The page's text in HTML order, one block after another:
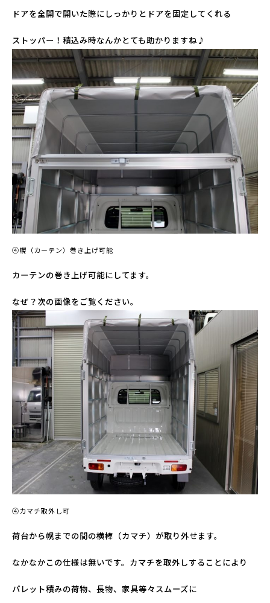
ドアを全開で開いた際にしっかりとドアを固定してくれる
ストッパー！積込み時なんかとても助かりますね♪
④幌（カーテン）巻き上げ可能
カーテンの巻き上げ可能にしてます。
なぜ？次の画像をご覧ください。
④カマチ取外し可
荷台から幌までの間の横棒（カマチ）が取り外せます。
なかなかこの仕様は無いです。カマチを取外しすることにより
パレット積みの荷物、長物、家具等々スムーズに